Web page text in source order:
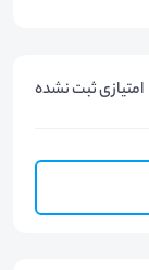
امتیازی ثبت نشده